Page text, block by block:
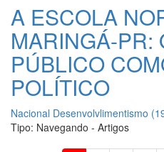
A ESCOLA
MARINGÁ-PR:
PÚBLICO
POLÍTICO
Nacional Desenvolvlimentismo
Tipo: Navegando - Artigos